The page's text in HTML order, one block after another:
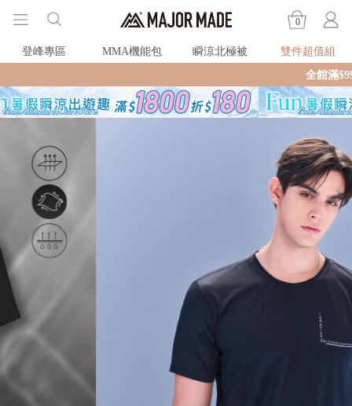
0
登峰專區 MMA機能包 瞬涼北極被
雙件超值組
全館滿$990即享免運🛒現貨商品